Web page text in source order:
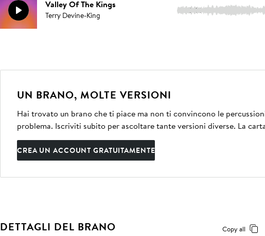
Valley Of The Kings
Terry Devine-King 2:16
UN BRANO, MOLTE VERSIONI
Hai trovato un brano che ti piace ma non ti convincono le
problema. Iscriviti subito per ascoltare tante versioni diverse. La
CREA UN ACCOUNT GRATUITAMENTE
DETTAGLI DEL BRANO Copy all